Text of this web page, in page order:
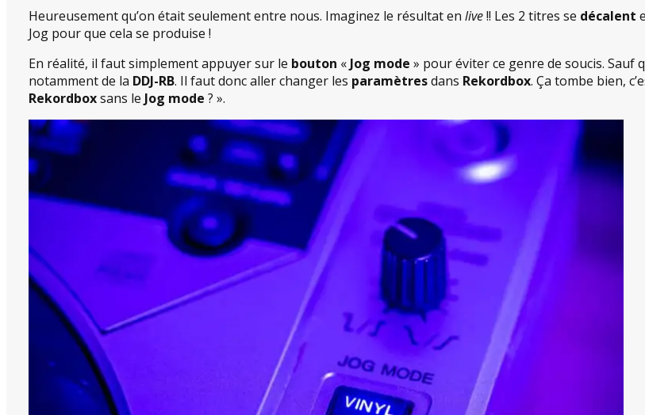
Heureusement qu’on était seulement entre nous. Imaginez le résultat en live!! Les 2 titres se décalent
Jog pour que cela se produise !
En réalité, il faut simplement appuyer sur le bouton « Jog mode » pour éviter ce genre de soucis. Sauf
notamment de la DDJ-RB. Il faut donc aller changer les paramètresdans Rekordbox. Ça tombe bien,
Rekordboxsans le Jog mode ? ».